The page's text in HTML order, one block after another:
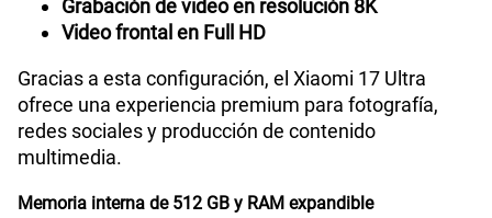
Grabación de video en resolución 8K
Video frontal en Full HD
Gracias a esta configuración, el Xiaomi 17 Ultra
ofrece una experiencia premium para fotografía,
redes sociales y producción de contenido
multimedia.
Memoria interna de 512 GB y RAM expandible